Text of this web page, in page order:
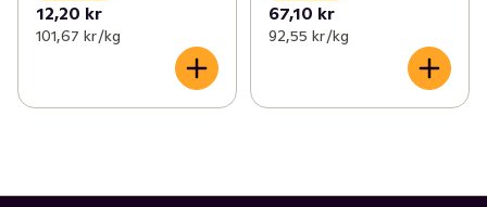
12,20 kr
101,67 kr /kg
67,10 kr
92,55 kr /kg